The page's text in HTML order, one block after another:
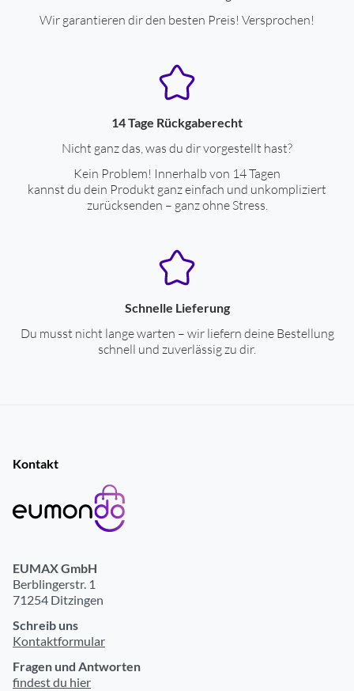
Wir garantieren dir den besten Preis! Versprochen!
14 Tage Rückgaberecht
Nicht ganz das, was du dir vorgestellt hast?
Kein Problem! Innerhalb von 14 Tagen
kannst du dein Produkt ganz einfach und unkompliziert
zurücksenden – ganz ohne Stress.
Schnelle Lieferung
Du musst nicht lange warten – wir liefern deine Bestellung
schnell und zuverlässig zu dir.
Kontakt
EUMAX GmbH
Berblingerstr. 1
71254 Ditzingen
Schreib uns
Kontaktformular
Fragen und Antworten
findest du hier